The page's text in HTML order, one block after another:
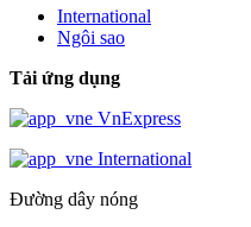
International
Ngôi sao
Tải ứng dụng
VnExpress
International
Đường dây nóng